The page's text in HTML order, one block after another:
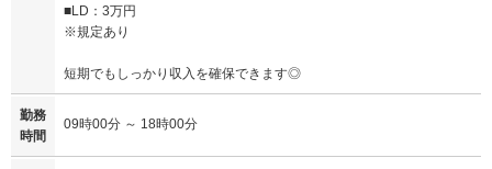
■LD：3万円
※規定あり
短期でもしっかり収入を確保できます◎
勤務
時間
09時00分 ～ 18時00分